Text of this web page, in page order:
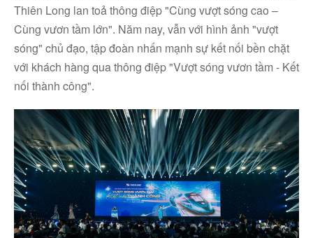
Thiên Long lan toả thông điệp "Cùng vượt sóng cao –
Cùng vươn tầm lớn". Năm nay, vẫn với hình ảnh "vượt
sóng" chủ đạo, tập đoàn nhấn mạnh sự kết nối bền chặt
với khách hàng qua thông điệp "Vượt sóng vươn tầm - Kết
nối thành công".